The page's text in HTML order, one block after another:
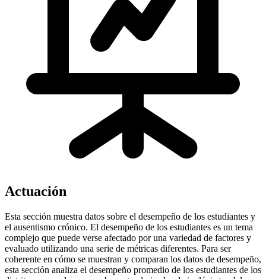
Actuación
Esta sección muestra datos sobre el desempeño de los estudiantes y
el ausentismo crónico. El desempeño de los estudiantes es un tema
complejo que puede verse afectado por una variedad de factores y
evaluado utilizando una serie de métricas diferentes. Para ser
coherente en cómo se muestran y comparan los datos de desempeño,
esta sección analiza el desempeño promedio de los estudiantes de los